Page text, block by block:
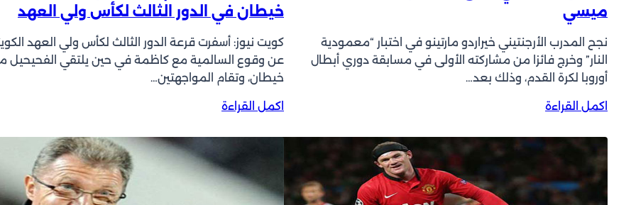
ميسي
نجح المدرب الأرجنتيني خيراردو مارتينو في اختبار “معمودية
النار” وخرج فائزا من مشاركته الأولى في مسابقة دوري أبطال
أوروبا لكرة القدم، وذلك بعد…
اكمل القراءة
:
ر
و
خيطان في الدور الثالث لكأس ولي العهد
كويت نيوز: أسفرت قرعة الدور الثالث لكأس ولي العهد
عن وقوع السالمية مع كاظمة في حين يلتقي الفحيحيل
خيطان، وتقام المواجهتين…
اكمل القراءة
:
ل
ا
ل